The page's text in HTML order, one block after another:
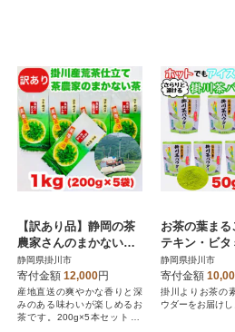
【訳あり品】静岡の茶
農家さんのまかない
茶 深蒸し掛川茶荒茶
仕立て 200g×5本 合
計1kg
静岡県掛川市
寄付金額 12,000円
産地直送の爽やかな香りと深
みのある味わいが楽しめるお
茶です。200g×5本セット 合
お茶の葉まる
テキン・ビタ
取!お茶の素
ウダー
静岡県掛川市
寄付金額
掛川よりお茶の
ウダーをお届け